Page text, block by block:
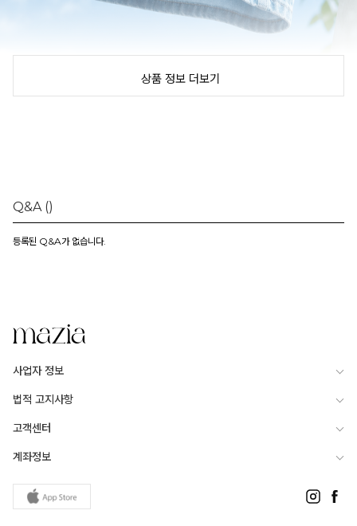
상품 정보 더보기
Q&A ()
등록된 Q&A가 없습니다.
사업자 정보
법적 고지사항
고객센터
계좌정보